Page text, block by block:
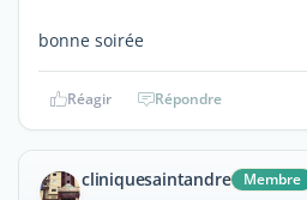
bonne soirée
Réagir Répondre
cliniquesaintandre Membre